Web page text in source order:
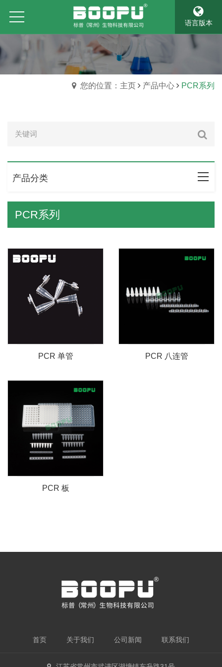
语言版本
您的位置：主页 产品中心 PCR系列
产品分类
PCR系列
PCR 单管 PCR 八连管
PCR 板
首页 关于我们 公司新闻 联系我们